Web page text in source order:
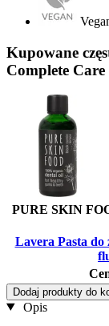
Kupowane
Complete
PURE SKIN
Lavera Pasta do
Dodaj produkty do
Opis